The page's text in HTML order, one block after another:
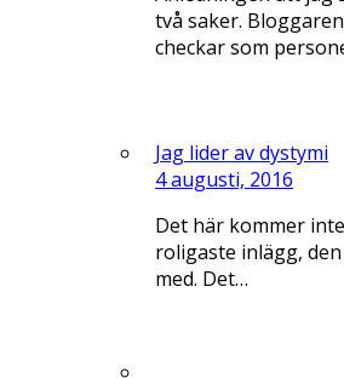
två saker.
checkar som
Jag lider av dystymi
4 augusti, 2016
Det här kommer
roligaste inlägg,
med. Det…